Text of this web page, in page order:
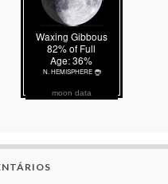
moon data